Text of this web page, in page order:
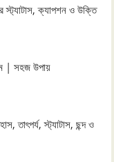
স্ট্যাটাস, ক্যাপশন ও উক্তি
| সহজ উপায়
তাৎপর্য, স্ট্যাটাস, ছন্দ ও